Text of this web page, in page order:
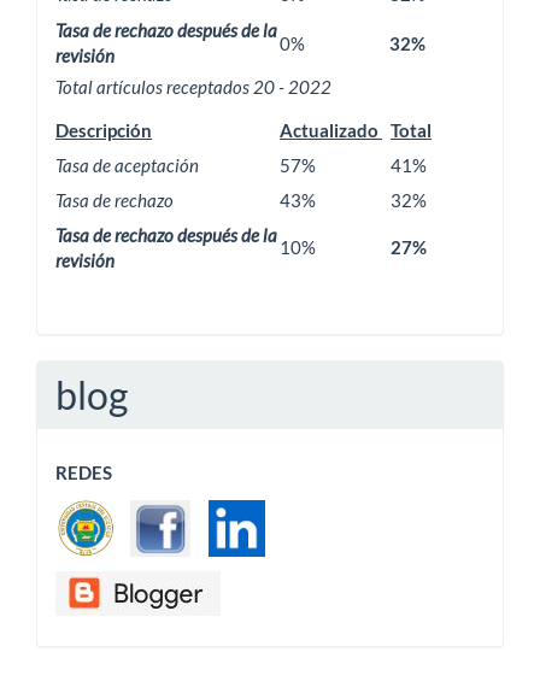
Tasa de rechazo después de la
revisión
0%
32%
Total artículos receptados 20 - 2022
Descripción
Actualizado
Total
Tasa de aceptación
57%
41%
Tasa de rechazo
43%
32%
Tasa de rechazo después de la
revisión
10% 27%
blog
REDES